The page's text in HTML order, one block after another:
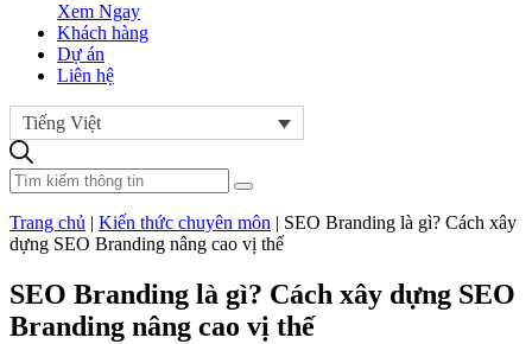
Xem Ngay
Khách hàng
Dự án
Liên hệ
Tiếng Việt
Trang chủ | Kiến thức chuyên môn | SEO Branding là gì? Cách xây
dựng SEO Branding nâng cao vị thế
SEO Branding là gì? Cách xây dựng SEO
Branding nâng cao vị thế